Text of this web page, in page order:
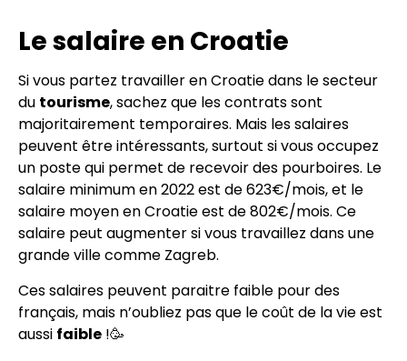
Le salaire en Croatie
Si vous partez travailler en Croatie dans le secteur
du tourisme, sachez que les contrats sont
majoritairement temporaires. Mais les salaires
peuvent être intéressants, surtout si vous occupez
un poste qui permet de recevoir des pourboires. Le
salaire minimum en 2022 est de 623€/mois, et le
salaire moyen en Croatie est de 802€/mois. Ce
salaire peut augmenter si vous travaillez dans une
grande ville comme Zagreb.
Ces salaires peuvent paraitre faible pour des
français, mais n’oubliez pas que le coût de la vie est
aussi faible !🥳